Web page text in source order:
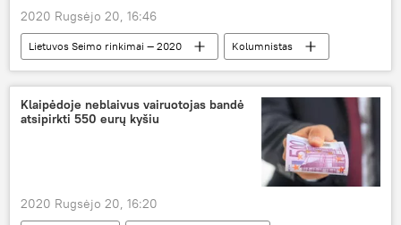
2020 Rugsėjo 20, 16:46
Lietuvos Seimo rinkimai — 2020
Kolumnistas
Analitika
Seimo rinkimai
Vytautas Radžvilas
Nacionalinis susivienijimas
Klaipėdoje neblaivus vairuotojas bandė
atsipirkti 550 eurų kyšiu
2020 Rugsėjo 20, 16:20